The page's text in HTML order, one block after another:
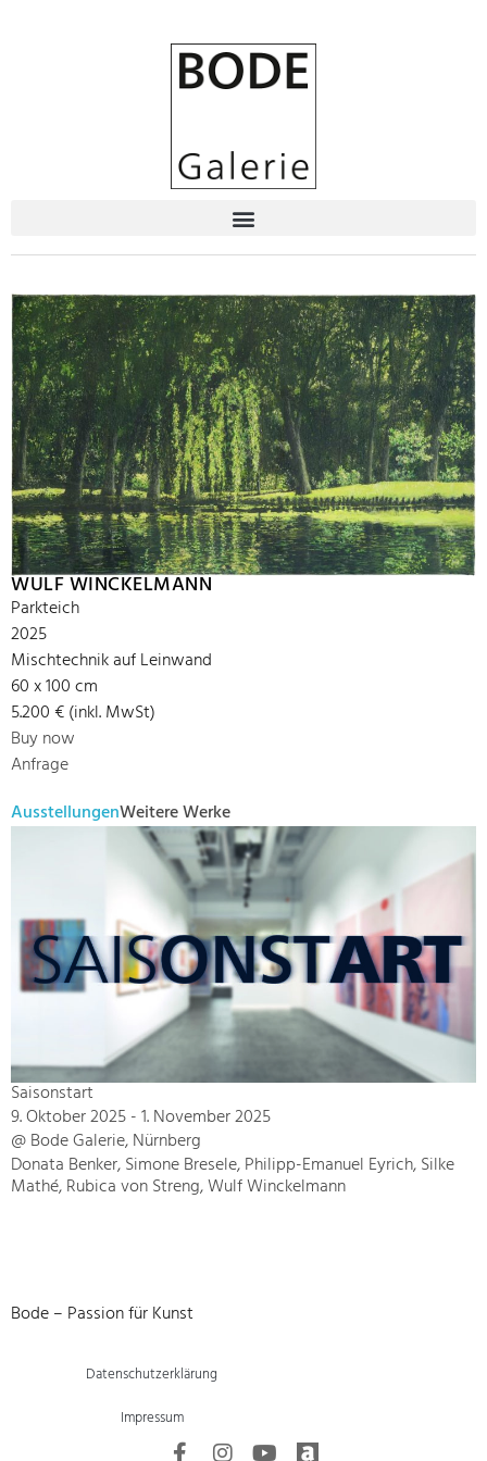
WULF WINCKELMANN
Parkteich
2025
Mischtechnik auf Leinwand
60 x 100 cm
5.200 € (inkl. MwSt)
Buy now
Anfrage
AusstellungenWeitere Werke
Saisonstart
9. Oktober 2025 - 1. November 2025
@ Bode Galerie, Nürnberg
Donata Benker, Simone Bresele, Philipp-Emanuel Eyrich, Silke
Mathé, Rubica von Streng, Wulf Winckelmann
Bode – Passion für Kunst
Datenschutzerklärung
Impressum